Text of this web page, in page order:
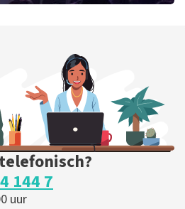
144 7
uur